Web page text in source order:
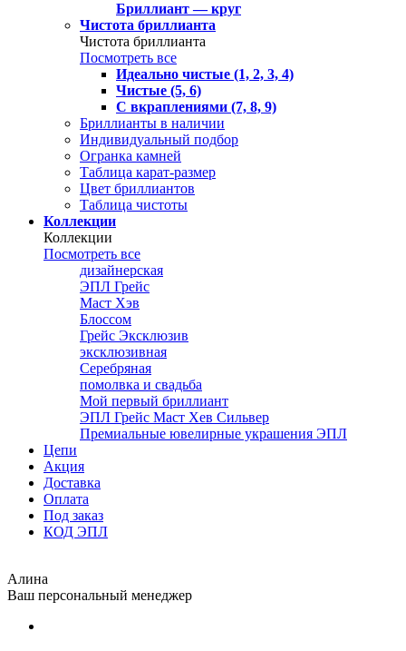
Бриллиант — круг
Чистота бриллианта
Чистота бриллианта
Посмотреть все
Идеально чистые (1, 2, 3, 4)
Чистые (5, 6)
С вкраплениями (7, 8, 9)
Бриллианты в наличии
Индивидуальный подбор
Огранка камней
Таблица карат-размер
Цвет бриллиантов
Таблица чистоты
Коллекции
Коллекции
Посмотреть все
дизайнерская
ЭПЛ Грейс
Маст Хэв
Блоссом
Грейс Эксклюзив
эксклюзивная
Серебряная
помолвка и свадьба
Мой первый бриллиант
ЭПЛ Грейс Маст Хев Сильвер
Премиальные ювелирные украшения ЭПЛ
Цепи
Акция
Доставка
Оплата
Под заказ
КОД ЭПЛ
Алина
Ваш персональный менеджер